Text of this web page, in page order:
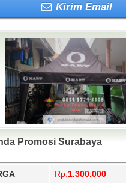
Kirim Email
Promosi Surabaya
Rp. 1.300.000